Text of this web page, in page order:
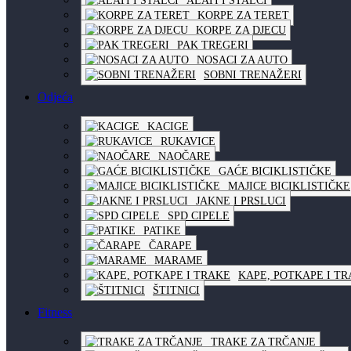
KORPE ZA TERET
KORPE ZA DJECU
PAK TREGERI
NOSACI ZA AUTO
SOBNI TRENAŽERI
Odjeća
KACIGE
RUKAVICE
NAOČARE
GAĆE BICIKLISTIČKE
MAJICE BICIKLISTIČKE
JAKNE I PRSLUCI
SPD CIPELE
PATIKE
ČARAPE
MARAME
KAPE, POTKAPE I
ŠTITNICI
Fitness
TRAKE ZA TRČANJE